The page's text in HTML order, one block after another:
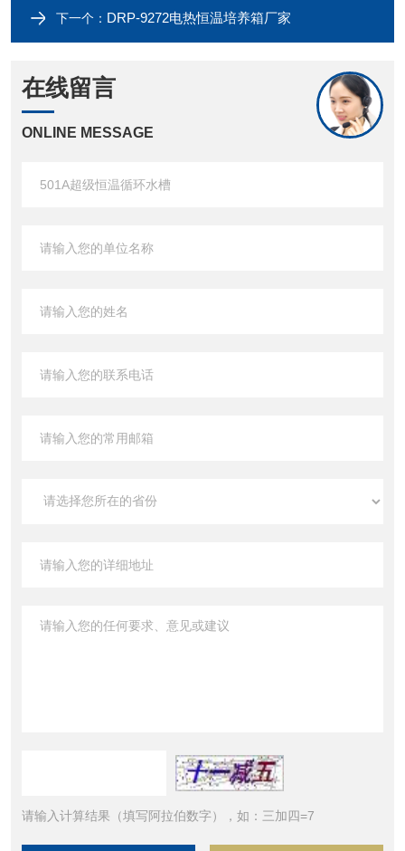
下一个： DRP-9272电热恒温培养箱厂家
在线留言
ONLINE MESSAGE
请输入计算结果（填写阿拉伯数字），如：三加四=7